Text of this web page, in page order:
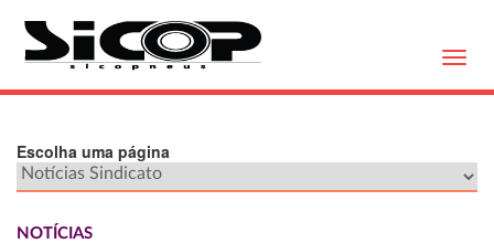
Escolha uma página
NOTÍCIAS